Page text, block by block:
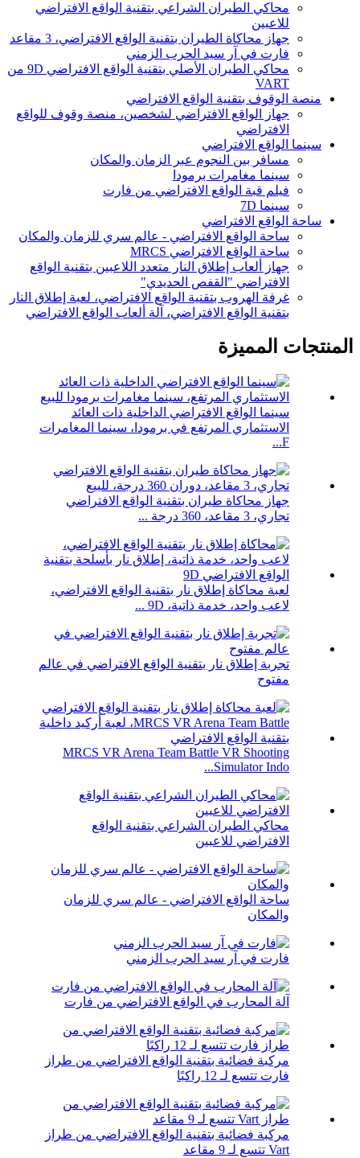
محاكي الطيران الشراعي بتقنية الواقع الافتراضي
للاعبين
جهاز محاكاة الطيران بتقنية الواقع الافتراضي، 3 مقاعد
فارت في آر سيد الحرب الزمني
محاكي الطيران الأصلي بتقنية الواقع الافتراضي 9D من
VART
منصة الوقوف بتقنية الواقع الافتراضي
جهاز الواقع الافتراضي لشخصين، منصة وقوف للواقع
الافتراضي
سينما الواقع الافتراضي
مسافر بين النجوم عبر الزمان والمكان
سينما مغامرات برمودا
فيلم قبة الواقع الافتراضي من فارت
سينما 7D
ساحة الواقع الافتراضي
ساحة الواقع الافتراضي - عالم سري للزمان والمكان
ساحة الواقع الافتراضي MRCS
جهاز ألعاب إطلاق النار متعدد اللاعبين بتقنية الواقع
الافتراضي "القفص الحديدي"
غرفة الهروب بتقنية الواقع الافتراضي، لعبة إطلاق النار
بتقنية الواقع الافتراضي، آلة ألعاب الواقع الافتراضي
المنتجات المميزة
سينما الواقع الافتراضي الداخلية ذات العائد
الاستثماري المرتفع في برمودا، سينما المغامرات
F...
جهاز محاكاة طيران بتقنية الواقع الافتراضي
تجاري، 3 مقاعد، 360 درجة ...
لعبة محاكاة إطلاق نار بتقنية الواقع الافتراضي،
لاعب واحد، خدمة ذاتية، 9D ...
تجربة إطلاق نار بتقنية الواقع الافتراضي في عالم
مفتوح
MRCS VR Arena Team Battle VR Shooting
Simulator Indo...
محاكي الطيران الشراعي بتقنية الواقع
الافتراضي للاعبين
ساحة الواقع الافتراضي - عالم سري للزمان
والمكان
فارت في آر سيد الحرب الزمني
آلة المحارب في الواقع الافتراضي من فارت
مركبة فضائية بتقنية الواقع الافتراضي من طراز
فارت تتسع لـ 12 راكبًا
مركبة فضائية بتقنية الواقع الافتراضي من طراز
Vart تتسع لـ 9 مقاعد